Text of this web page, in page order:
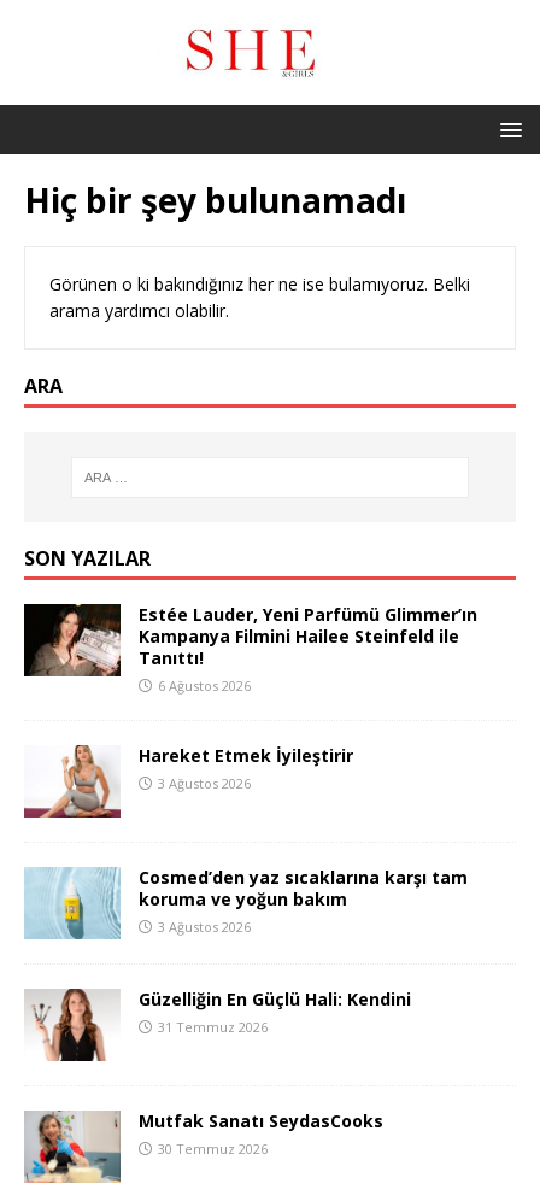
Hiç bir şey bulunamadı
Görünen o ki bakındığınız her ne ise bulamıyoruz. Belki
arama yardımcı olabilir.
ARA
SON YAZILAR
Estée Lauder, Yeni Parfümü Glimmer’ın
Kampanya Filmini Hailee Steinfeld ile
Tanıttı!
6 Ağustos 2026
Hareket Etmek İyileştirir
3 Ağustos 2026
Cosmed’den yaz sıcaklarına karşı tam
koruma ve yoğun bakım
3 Ağustos 2026
Güzelliğin En Güçlü Hali: Kendini
31 Temmuz 2026
Mutfak Sanatı SeydasCooks
30 Temmuz 2026